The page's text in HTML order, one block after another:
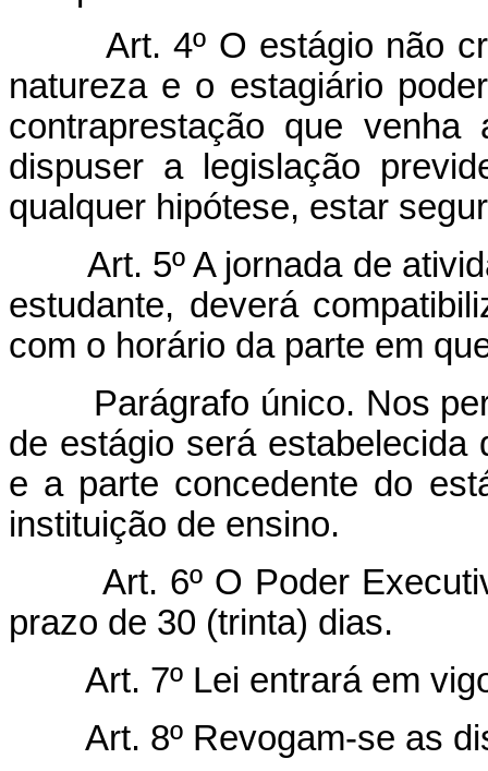
Art. 4º O estágio não
natureza e o estagiário
contraprestação que
dispuser a legislação
qualquer hipótese, estar
Art. 5º A jornada de
estudante, deverá
com o horário da parte em
Parágrafo único. Nos
de estágio será
e a parte concedente do
instituição de ensino.
Art. 6º O Poder
prazo de 30 (trinta) dias.
Art. 7º Lei entrará em
Art. 8º Revogam-se as